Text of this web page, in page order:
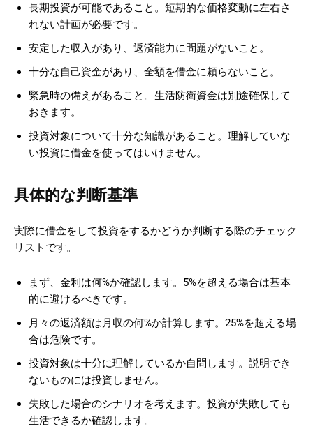
長期投資が可能であること。短期的な価格変動に左右さ
れない計画が必要です。
安定した収入があり、返済能力に問題がないこと。
十分な自己資金があり、全額を借金に頼らないこと。
緊急時の備えがあること。生活防衛資金は別途確保して
おきます。
投資対象について十分な知識があること。理解していな
い投資に借金を使ってはいけません。
具体的な判断基準
実際に借金をして投資をするかどうか判断する際のチェック
リストです。
まず、金利は何%か確認します。5%を超える場合は基本
的に避けるべきです。
月々の返済額は月収の何%か計算します。25%を超える場
合は危険です。
投資対象は十分に理解しているか自問します。説明でき
ないものには投資しません。
失敗した場合のシナリオを考えます。投資が失敗しても
生活できるか確認します。